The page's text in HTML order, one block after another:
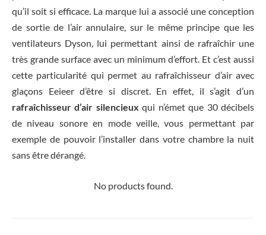
qu’il soit si efficace. La marque lui a associé une conception
de sortie de l’air annulaire, sur le même principe que les
ventilateurs Dyson, lui permettant ainsi de rafraîchir une
très grande surface avec un minimum d’effort. Et c’est aussi
cette particularité qui permet au rafraîchisseur d’air avec
glaçons Eeieer d’être si discret. En effet, il s’agit d’un
rafraîchisseur d’air silencieux qui n’émet que 30 décibels
de niveau sonore en mode veille, vous permettant par
exemple de pouvoir l’installer dans votre chambre la nuit
sans être dérangé.
No products found.